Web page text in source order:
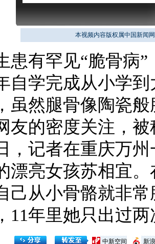
本视频内容版权属中国新闻
有罕见“脆骨病”
自学完成从小学
虽然腿骨像陶瓷
友的密度关注，被
记者在重庆万州
漂亮女孩苏相宜
己从小骨骼就非
11年里她只出过
新
中新空间